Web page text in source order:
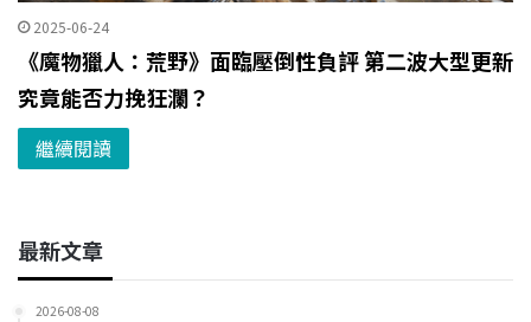
2025-06-24
《魔物獵人：荒野》面臨壓倒性負評 第二波大型更新
究竟能否力挽狂瀾？
繼續閱讀
最新文章
2026-08-08